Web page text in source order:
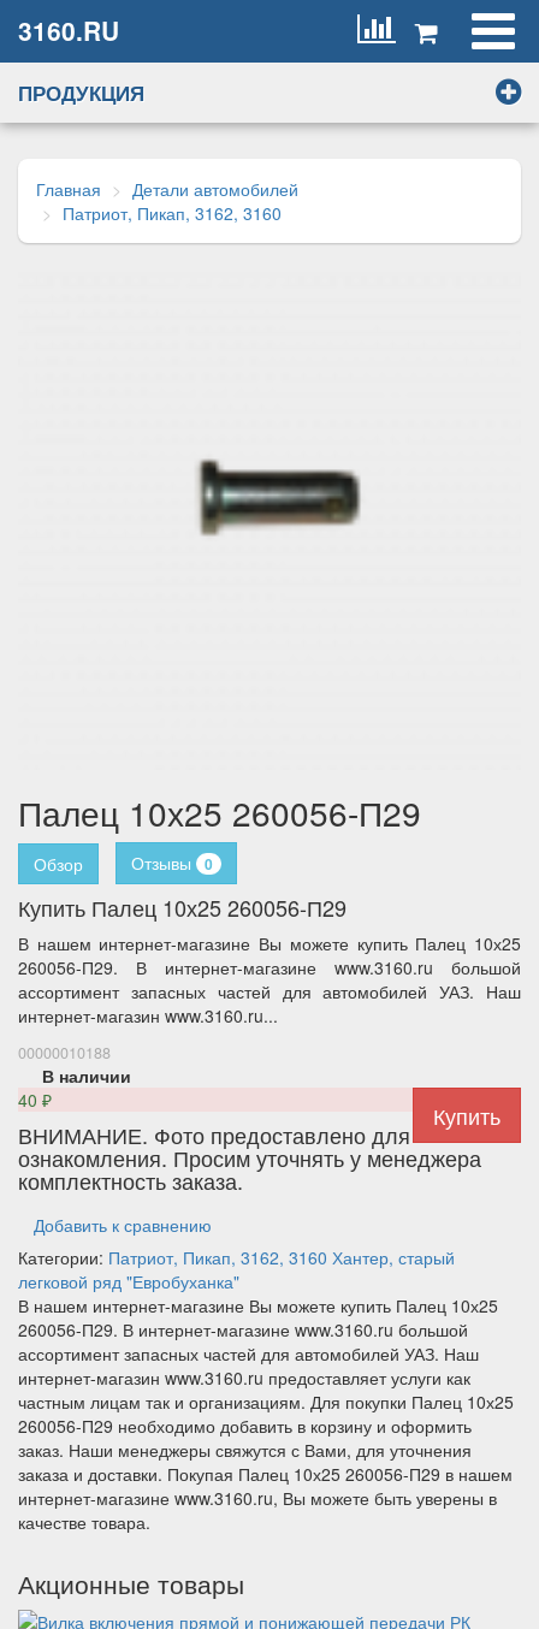
3160.RU
ПРОДУКЦИЯ
Главная
Детали автомобилей
Патриот, Пикап, 3162, 3160
Палец 10х25 260056-П29
Обзор Отзывы 0
Купить Палец 10х25 260056-П29
В нашем интернет-магазине Вы можете купить Палец 10х25
260056-П29. В интернет-магазине www.3160.ru большой
ассортимент запасных частей для автомобилей УАЗ. Наш
интернет-магазин www.3160.ru...
00000010188
В наличии
40 ₽
ВНИМАНИЕ. Фото предоставлено для
ознакомления. Просим уточнять у менеджера
комплектность заказа.
Добавить к сравнению
Категории: Патриот, Пикап, 3162, 3160 Хантер, старый
легковой ряд "Евробуханка"
В нашем интернет-магазине Вы можете купить Палец 10х25
260056-П29. В интернет-магазине www.3160.ru большой
ассортимент запасных частей для автомобилей УАЗ. Наш
интернет-магазин www.3160.ru предоставляет услуги как
частным лицам так и организациям. Для покупки Палец 10х25
260056-П29 необходимо добавить в корзину и оформить
заказ. Наши менеджеры свяжутся с Вами, для уточнения
заказа и доставки. Покупая Палец 10х25 260056-П29 в нашем
интернет-магазине www.3160.ru, Вы можете быть уверены в
качестве товара.
Акционные товары